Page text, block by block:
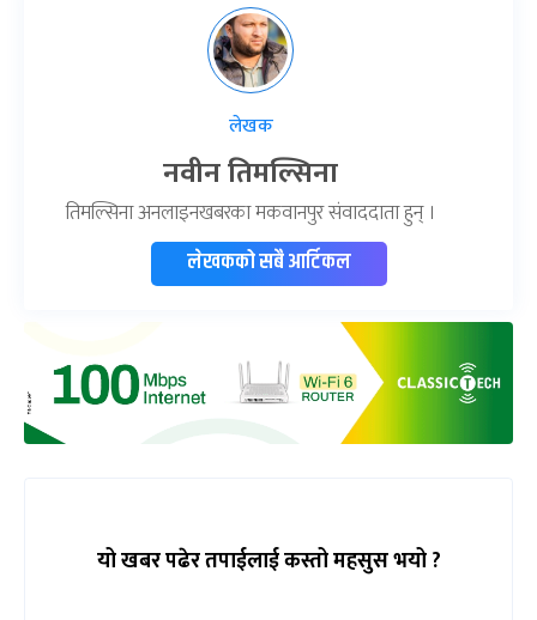
लेखक
नवीन तिमल्सिना
तिमल्सिना अनलाइनखबरका मकवानपुर संवाददाता हुन् ।
लेखकको सबै आर्टिकल
यो खबर पढेर तपाईलाई कस्तो महसुस भयो ?